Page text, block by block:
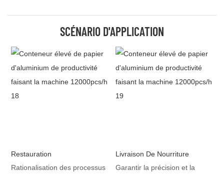
SCÉNARIO D'APPLICATION
Restauration
Rationalisation des processus
Livraison De Nourriture
Garantir la précision et la